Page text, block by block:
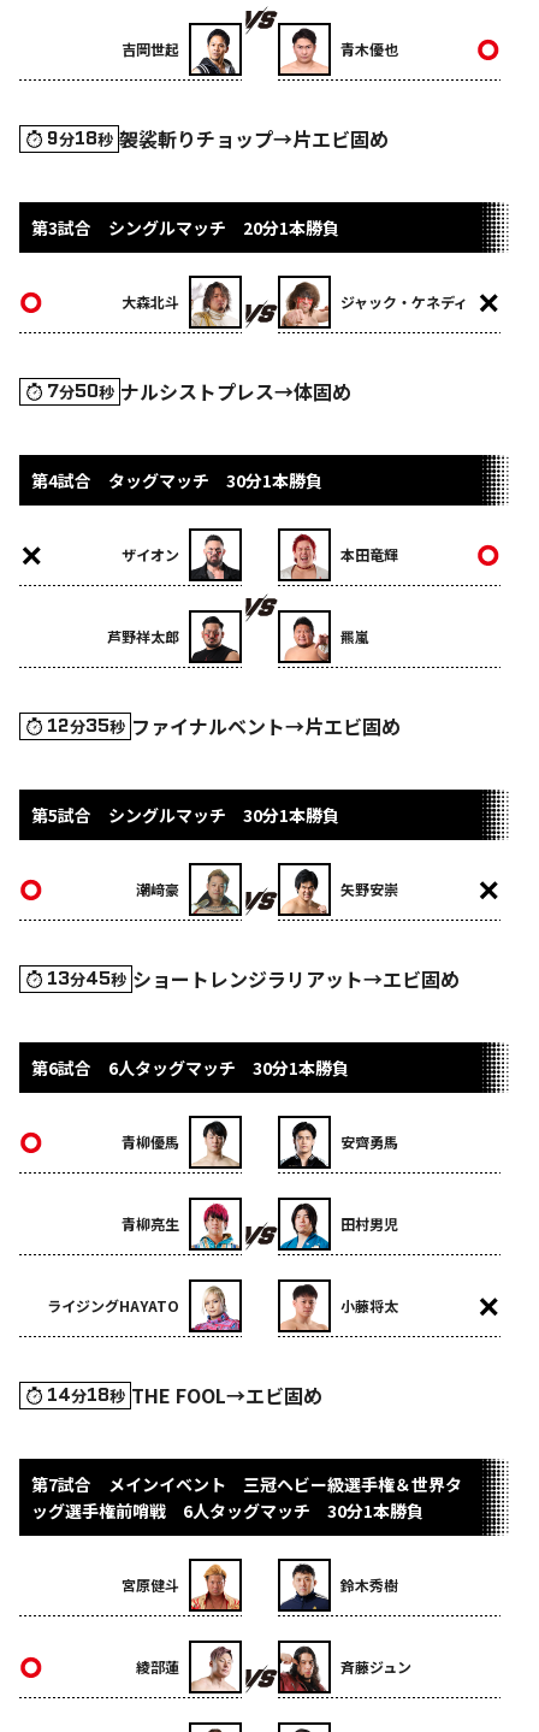
吉岡世起 青木優也
9分18秒 袈裟斬りチョップ→片エビ固め
第3試合 シングルマッチ 20分1本勝負
大森北斗 ジャック・ケネディ
7分50秒 ナルシストプレス→体固め
第4試合 タッグマッチ 30分1本勝負
ザイオン
芦野祥太郎
本田竜輝
羆嵐
12分35秒 ファイナルベント→片エビ固め
第5試合 シングルマッチ 30分1本勝負
潮﨑豪 矢野安崇
13分45秒 ショートレンジラリアット→エビ固め
第6試合 6人タッグマッチ 30分1本勝負
青柳優馬
青柳亮生
ライジングHAYATO
安齊勇馬
田村男児
小藤将太
14分18秒 THE FOOL→エビ固め
第7試合 メインイベント 三冠ヘビー級選手権＆世界タ
ッグ選手権前哨戦 6人タッグマッチ 30分1本勝負
宮原健斗
綾部蓮
鈴木秀樹
斉藤ジュン